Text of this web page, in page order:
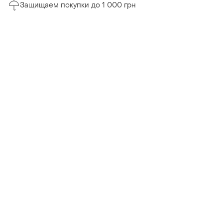
Защищаем покупки до 1 000 грн